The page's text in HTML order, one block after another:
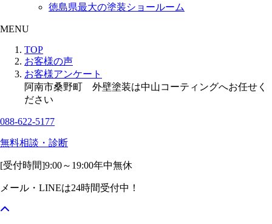
徳島県最大の塗装ショールーム
MENU
TOP
お客様の声
お客様アンケート
阿南市桑野町 外壁塗装は中山コーティングへお任せく
ださい
088-622-5177
無料相談・診断
[受付時間]9:00～19:00年中無休
メール・LINEは24時間受付中！